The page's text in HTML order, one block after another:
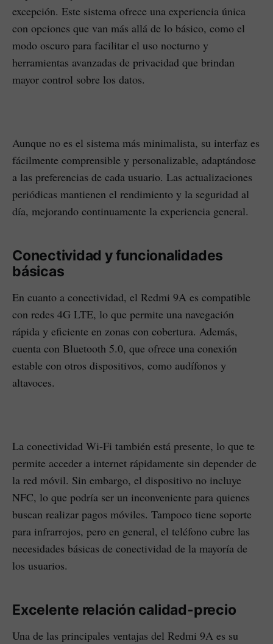
excepción. Este sistema ofrece una experiencia única
con opciones que van más allá de lo básico, como el
modo oscuro para facilitar el uso nocturno y
herramientas avanzadas de privacidad que brindan
mayor control sobre los datos.
Aunque no es el sistema más minimalista, su interfaz es
fácilmente comprensible y personalizable, adaptándose
a las preferencias de cada usuario. Las actualizaciones
periódicas mantienen el rendimiento y la seguridad al
día, mejorando continuamente la experiencia general.
Conectividad y funcionalidades
básicas
En cuanto a conectividad, el Redmi 9A es compatible
con redes 4G LTE, lo que permite una navegación
rápida y eficiente en zonas con cobertura. Además,
cuenta con Bluetooth 5.0, que ofrece una conexión
estable con otros dispositivos, como audífonos y
altavoces.
La conectividad Wi-Fi también está presente, lo que te
permite acceder a internet rápidamente sin depender de
la red móvil. Sin embargo, el dispositivo no incluye
NFC, lo que podría ser un inconveniente para quienes
buscan realizar pagos móviles. Tampoco tiene soporte
para infrarrojos, pero en general, el teléfono cubre las
necesidades básicas de conectividad de la mayoría de
los usuarios.
Excelente relación calidad-precio
Una de las principales ventajas del Redmi 9A es su